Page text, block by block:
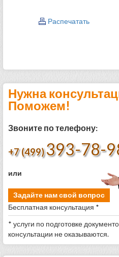
Распечатать
Нужна
Поможем!
Звоните по телефону:
+7 (499) 393-78-
или
Задайте нам свой вопрос
Бесплатная консультация *
* услуги по подготовке
консультации не оказываются.